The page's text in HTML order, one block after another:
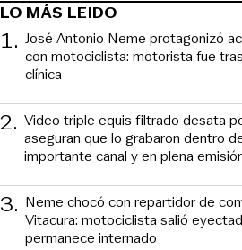
LO MÁS LEIDO
1. José Antonio Neme protagonizó
con motociclista: motorista fue
clínica
2. Video triple equis filtrado desata
aseguran que lo grabaron dentro
importante canal y en plena
3. Neme chocó con repartidor de
Vitacura: motociclista salió
permanece internado